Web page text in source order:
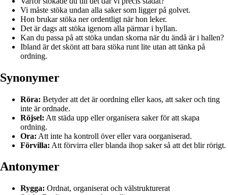
Vi måste stöka undan alla saker som ligger på golvet.
Hon brukar stöka ner ordentligt när hon leker.
Det är dags att stöka igenom alla pärmar i hyllan.
Kan du passa på att stöka undan skorna när du ändå är i hallen?
Ibland är det skönt att bara stöka runt lite utan att tänka på
ordning.
Synonymer
Röra: Betyder att det är oordning eller kaos, att saker och ting
inte är ordnade.
Röjsel: Att städa upp eller organisera saker för att skapa
ordning.
Ora: Att inte ha kontroll över eller vara oorganiserad.
Förvilla: Att förvirra eller blanda ihop saker så att det blir rörigt.
Antonymer
Rygga: Ordnat, organiserat och välstrukturerat